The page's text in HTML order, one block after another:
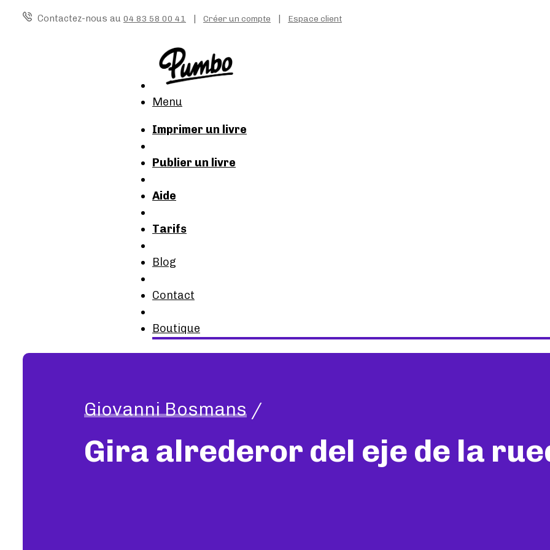
Contactez-nous au 04 83 58 00 41 | Créer un compte | Espace client
Menu
Imprimer un livre
Publier un livre
Aide
Tarifs
Blog
Contact
Boutique
Giovanni Bosmans /
Gira alrederor del eje de la